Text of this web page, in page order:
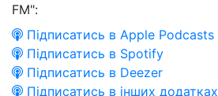
FM":
Підписатись в Apple Podcasts
Підписатись в Spotify
Підписатись в Deezer
Підписатись в інших додатках